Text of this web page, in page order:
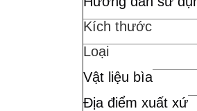
Kích thước
Loại
Vật liệu bìa
Địa điểm xuất xứ